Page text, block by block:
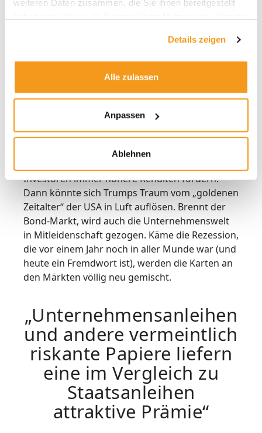
weiteren Daten zusammen, die Sie ihnen bereitgestellt
Details zeigen
Alle zulassen
Anpassen
Ablehnen
Zunächst sind steigende Renditen etwas
Positives: Sie sind Ausdruck einer robusten
Weltkonjunktur. Die Zinsen werden außerhalb
ziemlich gut aussehen und absehbar gut
bleiben werden. Es lohnt sich allerdings, die
steigenden Renditen im Blick zu behalten. Man
muss nicht an die sagenumwobenen
Vigilantesglauben, um Risiken amBond-Markt
. Sollten die USA weiter jegliche
Investoren immer höhere Renditen fordern.
Dann könnte sich Trumps Traum vom „goldenen
Zeitalter“ der USA in Luft auflösen. Brennt der
Bond-Markt, wird auch die Unternehmenswelt
in Mitleidenschaft gezogen. Käme die Rezession,
die vor einem Jahr noch in aller Munde war (und
heute ein Fremdwort ist), werden die Karten an
den Märkten völlig neu gemischt.
„Unternehmensanleihen
und andere vermeintlich
riskante Papiere liefern
eine im Vergleich zu
Staatsanleihen
attraktive Prämie“